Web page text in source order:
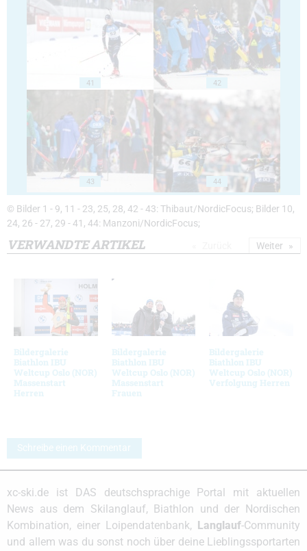
41 42
43 44
© Bilder 1 - 9, 11 - 23, 25, 28, 42 - 43: Thibaut/NordicFocus; Bilder 10,
24, 26 - 27, 29 - 41, 44: Manzoni/NordicFocus;
VERWANDTE ARTIKEL
Bildergalerie
Biathlon IBU
Weltcup Oslo (NOR)
Massenstart
Herren
Bildergalerie
Biathlon IBU
Weltcup Oslo (NOR)
Massenstart
Frauen
Bildergalerie
Biathlon IBU
Weltcup Oslo (NOR)
Verfolgung Herren
Weiter
Schreibe einen Kommentar
xc-ski.de ist DAS deutschsprachige Portal mit aktuellen
News aus dem Skilanglauf, Biathlon und der Nordischen
Kombination, einer Loipendatenbank,
Langlauf-Community
und allem was du sonst noch über deine Lieblingssportarten